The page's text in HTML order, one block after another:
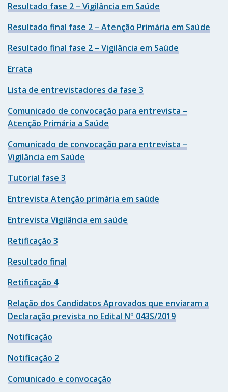
Resultado fase 2 – Vigilância em Saúde
Resultado final fase 2 – Atenção Primária em Saúde
Resultado final fase 2 – Vigilância em Saúde
Errata
Lista de entrevistadores da fase 3
Comunicado de convocação para entrevista –
Atenção Primária a Saúde
Comunicado de convocação para entrevista –
Vigilância em Saúde
Tutorial fase 3
Entrevista Atenção primária em saúde
Entrevista Vigilância em saúde
Retificação 3
Resultado final
Retificação 4
Relação dos Candidatos Aprovados que enviaram a
Declaração prevista no Edital Nº 043S/2019
Notificação
Notificação 2
Comunicado e convocação